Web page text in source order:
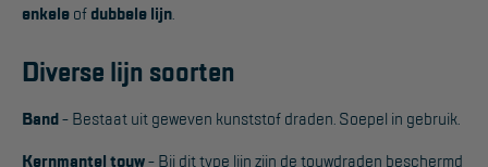
Trap accessoires
Trap onderdelen
enkele of dubbele lijn
Diverse lijn soorten
Band- Bestaat uit geweven kunststof draden. Soepel in gebruik.
Kernmantel touw- Bij dit type lijn zijn de touwdraden beschermd